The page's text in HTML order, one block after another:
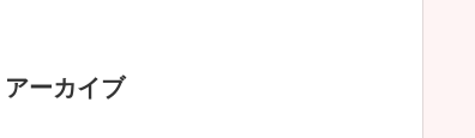
アーカイブ